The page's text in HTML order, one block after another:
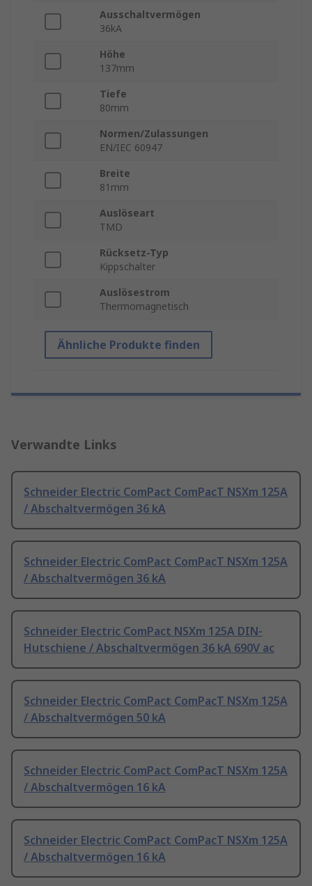
Ausschaltvermögen
36kA
Höhe
137mm
Tiefe
80mm
Normen/Zulassungen
EN/IEC 60947
Breite
81mm
Auslöseart
TMD
Rücksetz-Typ
Kippschalter
Auslösestrom
Thermomagnetisch
Ähnliche Produkte finden
Verwandte Links
Schneider Electric ComPact ComPacT NSXm 125A
/ Abschaltvermögen 36 kA
Schneider Electric ComPact ComPacT NSXm 125A
/ Abschaltvermögen 36 kA
Schneider Electric ComPact NSXm 125A DIN-
Hutschiene / Abschaltvermögen 36 kA 690V ac
Schneider Electric ComPact ComPacT NSXm 125A
/ Abschaltvermögen 50 kA
Schneider Electric ComPact ComPacT NSXm 125A
/ Abschaltvermögen 16 kA
Schneider Electric ComPact ComPacT NSXm 125A
/ Abschaltvermögen 16 kA